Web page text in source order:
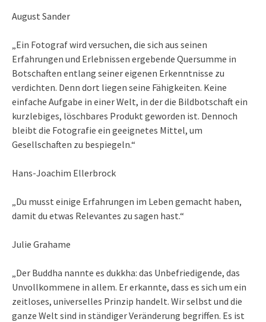
August Sander
„Ein Fotograf wird versuchen, die sich aus seinen
Erfahrungen und Erlebnissen ergebende Quersumme in
Botschaften entlang seiner eigenen Erkenntnisse zu
verdichten. Denn dort liegen seine Fähigkeiten. Keine
einfache Aufgabe in einer Welt, in der die Bildbotschaft ein
kurzlebiges, löschbares Produkt geworden ist. Dennoch
bleibt die Fotografie ein geeignetes Mittel, um
Gesellschaften zu bespiegeln.“
Hans-Joachim Ellerbrock
„Du musst einige Erfahrungen im Leben gemacht haben,
damit du etwas Relevantes zu sagen hast.“
Julie Grahame
„Der Buddha nannte es dukkha: das Unbefriedigende, das
Unvollkommene in allem. Er erkannte, dass es sich um ein
zeitloses, universelles Prinzip handelt. Wir selbst und die
ganze Welt sind in ständiger Veränderung begriffen. Es ist